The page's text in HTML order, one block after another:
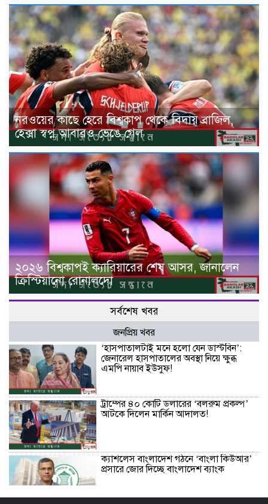
নরওয়ের কাছে হেরে বিশ্বকাপ থেকে বিদায় ব্রাজিল,
হেক্সা স্বপ্ন আবারও ভেঙে গেল
২০২৬ বিশ্বকাপই ক্যারিয়ারের শেষ আসর, জানালেন
ক্রিস্টিয়ানো রোনালদো
সর্বশেষ খবর
জনপ্রিয় খবর
‘হাসপাতালটাই মনে হলো যেন ডাস্টবিন’:
জেনারেল হাসপাতালের অবস্থা নিয়ে ক্ষুব্ধ
এমপি নায়াব ইউসুফ!
ট্রাম্পের ৪০ কোটি ডলারের ‘বলরুম প্রকল্প’
আটকে দিলেন মার্কিন আদালত!
ক্যাশলেস বাংলাদেশ গঠনে ‘বাংলা কিউআর’
প্রসারে জোর দিচ্ছে বাংলাদেশ ব্যাংক